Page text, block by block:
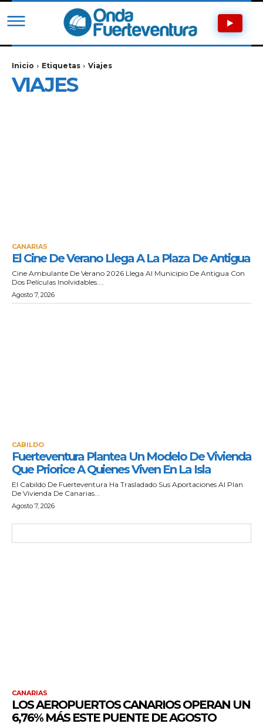
Inicio Etiquetas Viajes
VIAJES
CANARIAS
El Cine De Verano Llega A La Plaza De Antigua
Cine Ambulante De Verano 2026 Llega Al Municipio De Antigua Con
Dos Películas Inolvidables....
Agosto 7, 2026
CABILDO
Fuerteventura Plantea Un Modelo De Vivienda
Que Priorice A Quienes Viven En La Isla
El Cabildo De Fuerteventura Ha Trasladado Sus Aportaciones Al Plan
De Vivienda De Canarias...
Agosto 7, 2026
CANARIAS
LOS AEROPUERTOS CANARIOS OPERAN UN
6,76% MÁS ESTE PUENTE DE AGOSTO